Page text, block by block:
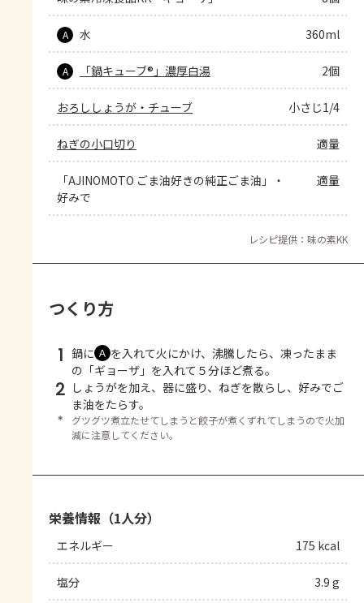
A 水 360ml
A 「鍋キューブ®」濃厚白湯 2個
おろししょうが・チューブ 小さじ1/4
ねぎの小口切り 適量
「AJINOMOTO ごま油好きの純正ごま油」・
好みで
適量
レシピ提供：味の素KK
つくり方
1 鍋に Ａ を入れて火にかけ、沸騰したら、凍ったまま
の「ギョーザ」を入れて５分ほど煮る。
2 しょうがを加え、器に盛り、ねぎを散らし、好みでご
ま油をたらす。
＊
グツグツ煮立たせてしまうと餃子が煮くずれてしまうので火加
減に注意してください。
栄養情報（1人分）
エネルギー 175 kcal
塩分 3.9 g